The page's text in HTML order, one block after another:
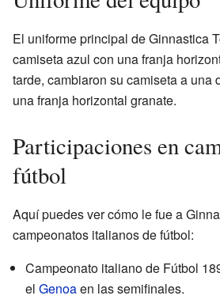
El uniforme principal de Ginnastica
camiseta azul con una franja
tarde, cambiaron su camiseta a una
una franja horizontal granate.
Participaciones en
fútbol
Aquí puedes ver cómo le fue a
campeonatos italianos de fútbol:
Campeonato italiano de Fútbol
el Genoaen las semifinales.